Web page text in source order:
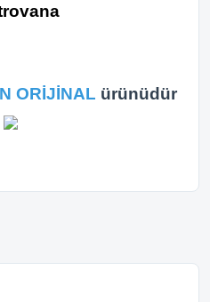
ORİJİNAL ürünüdür
veya görüntülenemiyor.